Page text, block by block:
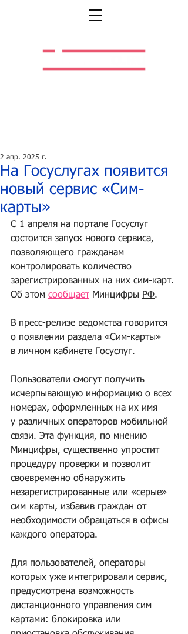
На Госуслугах появится
новый сервис «Сим-
карты»
2 апр. 2025 г.
С 1 апреля на портале Госуслуг
состоится запуск нового сервиса,
позволяющего гражданам
контролировать количество
зарегистрированных на них сим-карт.
Об этом сообщает Минцифры РФ.
В пресс-релизе ведомства говорится
о появлении раздела «Сим-карты»
в личном кабинете Госуслуг.
Пользователи смогут получить
исчерпывающую информацию о всех
номерах, оформленных на их имя
у различных операторов мобильной
связи. Эта функция, по мнению
Минцифры, существенно упростит
процедуру проверки и позволит
своевременно обнаружить
незарегистрированные или «серые»
сим-карты, избавив граждан от
необходимости обращаться в офисы
каждого оператора.
Для пользователей, операторы
которых уже интегрировали сервис,
предусмотрена возможность
дистанционного управления сим-
картами: блокировка или